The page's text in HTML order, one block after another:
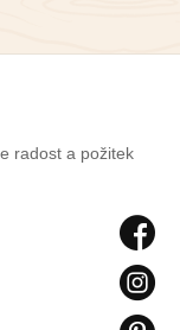
radost a požitek